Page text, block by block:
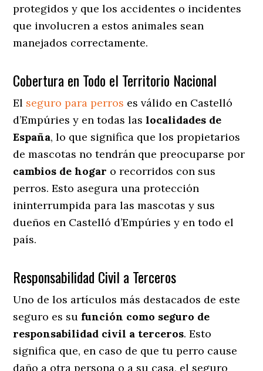
protegidos y que los accidentes o incidentes
que involucren a estos animales sean
manejados correctamente.
Cobertura en Todo el Territorio Nacional
El seguro para perros es válido en Castelló
d’Empúries y en todas laslocalidades de
España, lo que significa que los propietarios
de mascotas no tendrán que preocuparse por
cambios de hogar o recorridos con sus
perros. Esto asegura una protección
ininterrumpida para las mascotas y sus
dueños en Castelló d’Empúries y en todo el
país.
Responsabilidad Civil a Terceros
Uno de los artículos más destacados de este
seguro es su función como seguro de
responsabilidad civil a terceros. Esto
significa que, en caso de que tu perro cause
daño a otra persona o a su casa, el seguro